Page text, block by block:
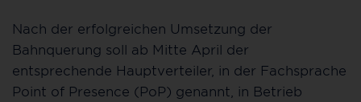
Nach der erfolgreichen Umsetzung der
Bahnquerung soll ab Mitte April der
entsprechende Hauptverteiler, in der Fachsprache
Point of Presence (PoP) genannt, in Betrieb